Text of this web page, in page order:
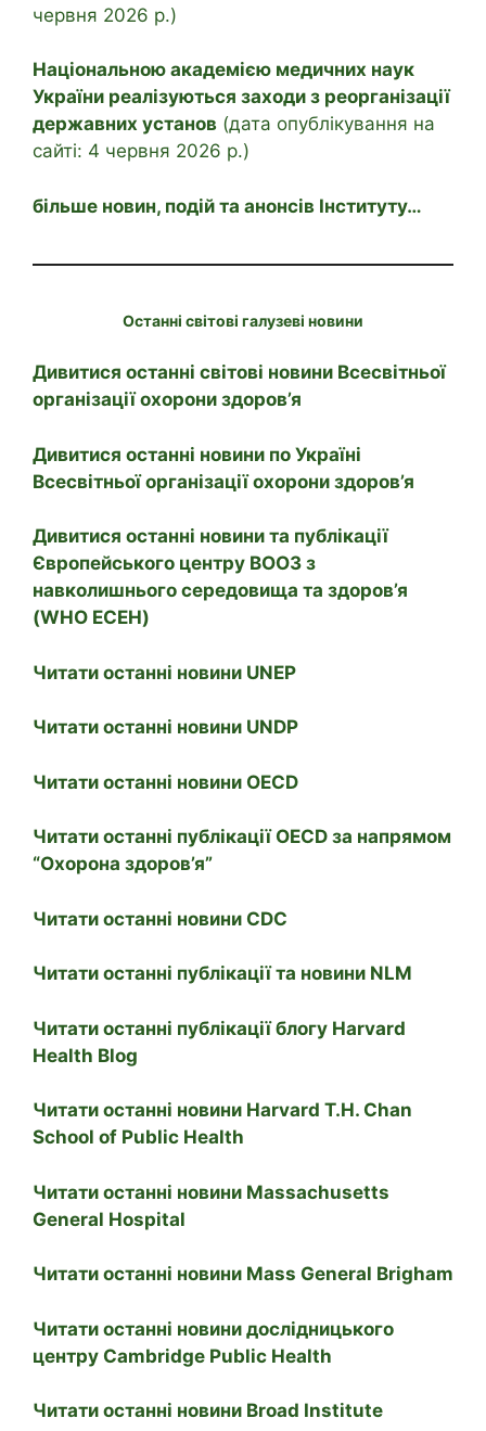
червня 2026 р.)
Національною академією медичних наук
України реалізуються заходи з реорганізації
державних установ (дата опублікування на
сайті: 4 червня 2026 р.)
більше новин, подій та анонсів Інституту…
Останні світові галузеві новини
Дивитися останні світові новини Всесвітньої
організації охорони здоров’я
Дивитися останні новини по Україні
Всесвітньої організації охорони здоров’я
Дивитися останні новини та публікації
Європейського центру ВООЗ з
навколишнього середовища та здоров’я
(WHO ECEH)
Читати останні новини UNEP
Читати останні новини UNDP
Читати останні новини OECD
Читати останні публікації OECD за напрямом
“Охорона здоров’я”
Читати останні новини CDC
Читати останні публікації та новини NLM
Читати останні публікації блогу Harvard
Health Blog
Читати останні новини Harvard T.H. Chan
School of Public Health
Читати останні новини Massachusetts
General Hospital
Читати останні новини Mass General Brigham
Читати останні новини дослідницького
центру Cambridge Public Health
Читати останні новини Broad Institute